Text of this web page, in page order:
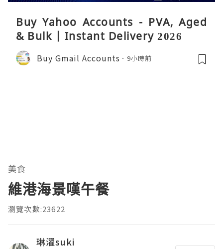
Buy Yahoo Accounts - PVA, Aged
& Bulk | Instant Delivery 2026
Buy Gmail Accounts 9小時前
美食
維港海景嘆午餐
瀏覽次數:23622
琳濯suki